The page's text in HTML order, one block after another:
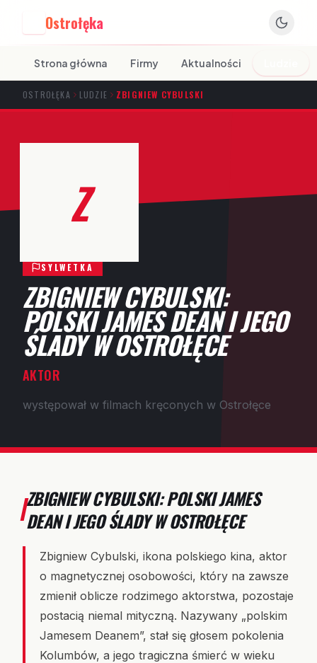
Ostrołęka
Strona główna Firmy Aktualności
OSTROŁĘKA LUDZIE ZBIGNIEW CYBULSKI
Z
SYLWETKA
ZBIGNIEW CYBULSKI:
POLSKI JAMES DEAN I JEGO
ŚLADY W OSTROŁĘCE
AKTOR
występował w filmach kręconych w Ostrołęce
ZBIGNIEW CYBULSKI: POLSKI JAMES
DEAN I JEGO ŚLADY W OSTROŁĘCE
Zbigniew Cybulski, ikona polskiego kina, aktor
o magnetycznej osobowości, który na zawsze
zmienił oblicze rodzimego aktorstwa, pozostaje
postacią niemal mityczną. Nazywany „polskim
Jamesem Deanem”, stał się głosem pokolenia
Kolumbów, a jego tragiczna śmierć w wieku